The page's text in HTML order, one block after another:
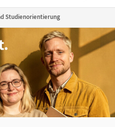
Studienorientierung